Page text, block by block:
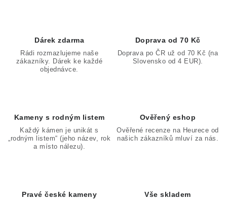
Dárek zdarma
Rádi rozmazlujeme naše
zákazníky. Dárek ke každé
objednávce.
Doprava od 70 Kč
Doprava po ČR už od 70 Kč (na
Slovensko od 4 EUR).
Kameny s rodným listem
Každý kámen je unikát s
„rodným listem“ (jeho název, rok
a místo nálezu).
Ověřený eshop
Ověřené recenze na Heurece od
našich zákazníků mluví za nás.
Pravé české kameny Vše skladem